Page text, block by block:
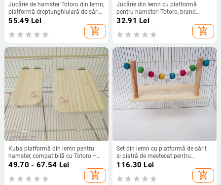
Jucărie de hamster Totoro din lemn,
platformă dreptunghiulară de sărit,
brand Small Family, greutate 0,2 kg,
55.49 Lei
add_shopping_cart
Jucărie din lemn cu platformă
pentru hamsteri Totoro, brand
Small family, fără import
32.91 Lei
add_shopping_cart
Kuba platformă din lemn pentru
hamster, compatibilă cu Totoro –
etichetă privată licențiată
49.70 - 67.54 Lei
add_shopping_cart
Set din lemn cu platformă de sărit
și piatră de mestecat pentru
hamsteri, chinchilla și veverițe
116.30 Lei
add_shopping_cart